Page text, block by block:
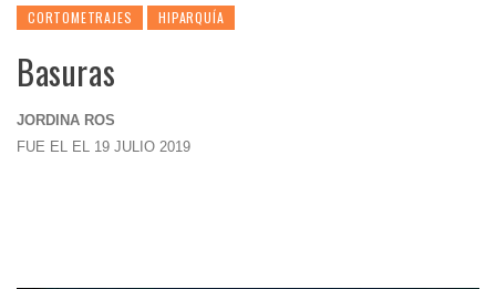
CORTOMETRAJES HIPARQUÍA
Basuras
JORDINA ROS
FUE EL EL 19 JULIO 2019